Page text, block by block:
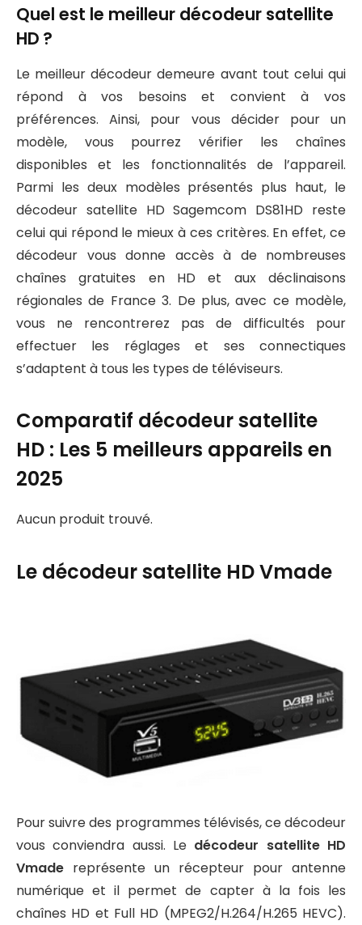
Quel est le meilleur décodeur satellite
HD ?
Le meilleur décodeur demeure avant tout celui qui
répond à vos besoins et convient à vos
préférences. Ainsi, pour vous décider pour un
modèle, vous pourrez vérifier les chaînes
disponibles et les fonctionnalités de l’appareil.
Parmi les deux modèles présentés plus haut, le
décodeur satellite HD Sagemcom DS81HD reste
celui qui répond le mieux à ces critères. En effet, ce
décodeur vous donne accès à de nombreuses
chaînes gratuites en HD et aux déclinaisons
régionales de France 3. De plus, avec ce modèle,
vous ne rencontrerez pas de difficultés pour
effectuer les réglages et ses connectiques
s’adaptent à tous les types de téléviseurs.
Comparatif décodeur satellite
HD : Les 5 meilleurs appareils en
2025
Aucun produit trouvé.
Le décodeur satellite HD Vmade
Pour suivre des programmes télévisés, ce décodeur
vous conviendra aussi. Le décodeur satellite HD
Vmade représente un récepteur pour antenne
numérique et il permet de capter à la fois les
chaînes HD et Full HD (MPEG2/H.264/H.265 HEVC).